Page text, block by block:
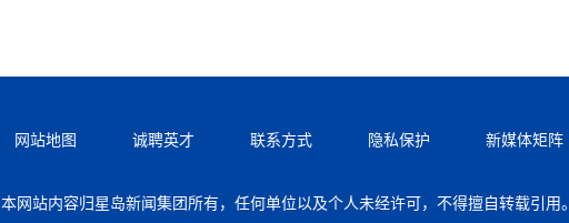
网站地图 诚聘英才 联系方式 隐私保护 新媒体矩阵
本网站内容归星岛新闻集团所有，任何单位以及个人未经许可，不得擅自转载引用。